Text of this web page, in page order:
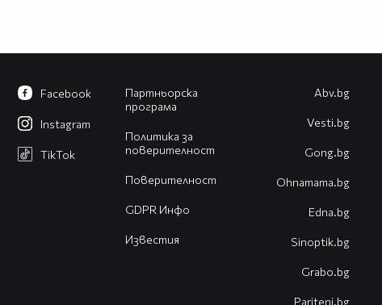
Партньорска
програма
Политика за
поверителност
Поверителност
GDPR Инфо
Известия
Facebook
Instagram
TikTok
Abv.bg
Vesti.bg
Gong.bg
Оhnamama.bg
Edna.bg
Sinoptik.bg
Grabo.bg
Pariteni.bg